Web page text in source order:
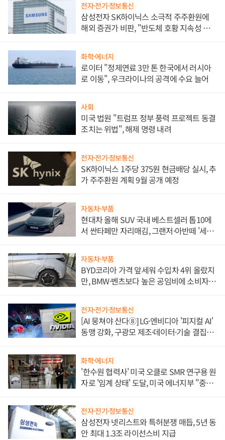
전자·전기·정보통신
삼성전자 SK하이닉스 소극적 주주환원에
해외 증권가 비판, "반도체 호황 지속성 의
화학·에너지
로이터 "정제연료 3만 톤 한국에서 러시아
로 이동", 우크라이나의 공격에 수요 늘어
사회
미국 법원 "트럼프 정부 풍력 프로젝트 동결
조치는 위법", 해제 명령 내려
전자·전기·정보통신
SK하이닉스 1주당 375원 현금배당 실시, 추
가 주주환원 계획 9월 공개 예정
자동차·부품
현대차 올해 SUV 국내 베스트셀러 톱10에
서 싼타페만 자리매김, 그랜저·아반떼 '세단
자동차·부품
BYD코리아 가격 앞세워 수입차 4위 올랐지
만, BMW·벤츠보다 높은 공임비에 소비자
전자·전기·정보통신
[AI 뭉쳐야 산다⑧] LG·엔비디아 '피지컬 AI'
동맹 강화, 구광모 제조·데이터·기술 결집
화학·에너지
'한수원 협력사' 미국 오클로 SMR 연구용 원
자로 '임계 상태' 도달, 미국 에너지부 "중요
전자·전기·정보통신
삼성전자 넷리스트와 특허분쟁 매듭, 5년 동
안 최대 1.3조 라이선스비 지급